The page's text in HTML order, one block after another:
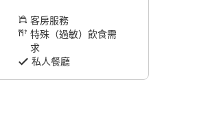
客房服務
特殊（過敏）飲食需
求
私人餐廳